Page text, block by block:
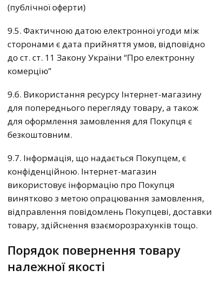
(публічної оферти)
9.5. Фактичною датою електронної угоди між
сторонами є дата прийняття умов, відповідно
до ст. ст. 11 Закону України “Про електронну
комерцію”
9.6. Використання ресурсу Інтернет-магазину
для попереднього перегляду товару, а також
для оформлення замовлення для Покупця є
безкоштовним.
9.7. Інформація, що надається Покупцем, є
конфіденційною. Інтернет-магазин
використовує інформацію про Покупця
винятково з метою опрацювання замовлення,
відправлення повідомлень Покупцеві, доставки
товару, здійснення взаєморозрахунків тощо.
Порядок повернення товару
належної якості